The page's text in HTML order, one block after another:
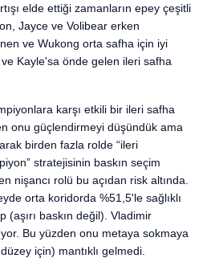
elde ettiği zamanların epey çeşitli
Jayce ve Volibear erken
ve Wukong orta safha için iyi
Kayle'sa önde gelen ileri safha
karşı etkili bir ileri safha
onu güçlendirmeyi düşündük ama
birden fazla rolde “ileri
stratejisinin baskın seçim
nişancı rolü bu açıdan risk altında.
orta koridorda %51,5'le sağlıklı
(aşırı baskın değil). Vladimir
Bu yüzden onu metaya sokmaya
için) mantıklı gelmedi.